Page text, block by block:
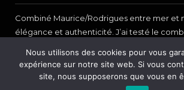
Combiné Maurice/Rodrigues entre mer et
élégance et authenticité. J’ai testé le
Nous utilisons des cookies pour vous
expérience sur notre site web. Si vous
site, nous supposerons que vous en